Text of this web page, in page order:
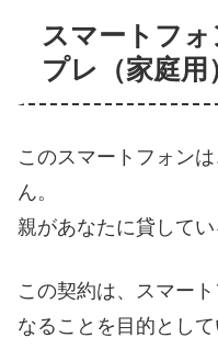
スマートフ
プレ（家庭用
このスマートフォン
ん。
親があなたに貸してい
この契約は、スマー
なることを目的として